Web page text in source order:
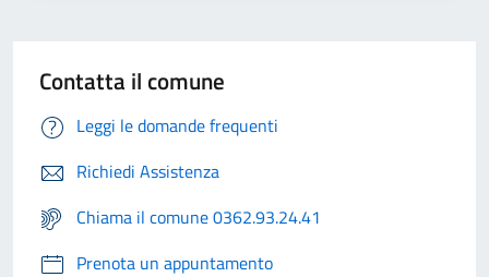
Contatta il comune
Leggi le domande frequenti
Richiedi Assistenza
Chiama il comune 0362.93.24.41
Prenota un appuntamento